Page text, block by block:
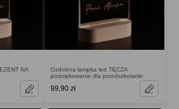
NA
Ozdobna lampka led TĘCZA
podziękowanie dla przedszkolanki
99,90 zł